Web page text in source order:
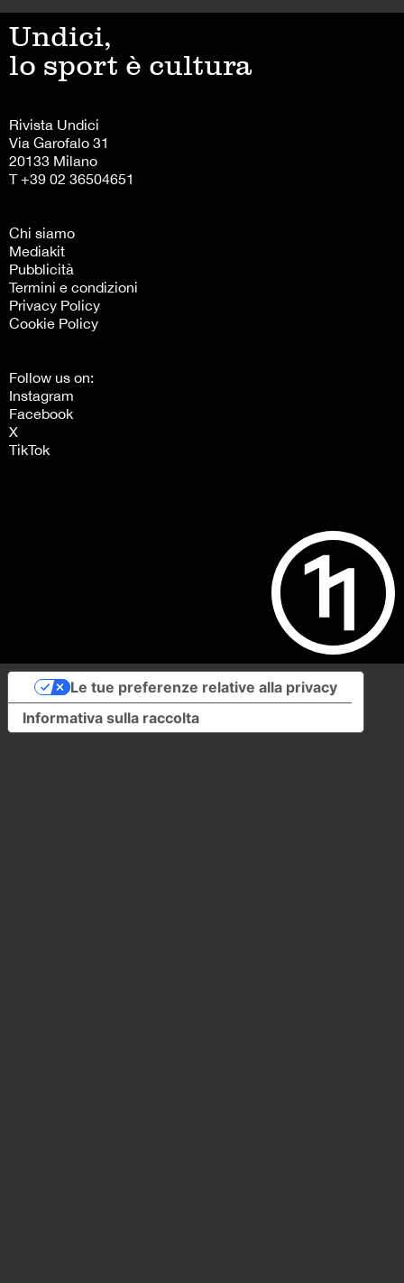
Undici,
lo sport è cultura
Rivista Undici
Via Garofalo 31
20133 Milano
T +39 02 36504651
Chi siamo
Mediakit
Pubblicità
Termini e condizioni
Privacy Policy
Cookie Policy
Follow us on:
Instagram
Facebook
X
TikTok
Informativa sulla raccolta
Le tue preferenze relative alla privacy